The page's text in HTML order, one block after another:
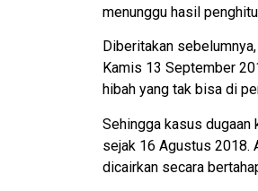
menunggu hasil
Diberitakan
Kamis 13 September
hibah yang tak bisa di
Sehingga kasus
sejak 16 Agustus 2018.
dicairkan secara